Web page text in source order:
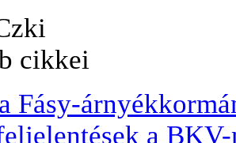
cikkei
Fásy-
a